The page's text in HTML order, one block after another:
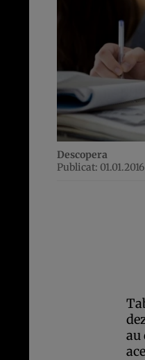
Descopera
Publicat: 01.01.2016
au